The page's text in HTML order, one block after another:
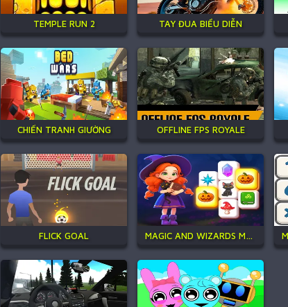
TEMPLE RUN 2 TAY ĐUA BIỂU DIỄN
CHIẾN TRANH GIƯỜNG OFFLINE FPS ROYALE
FLICK GOAL MAGIC AND WIZARDS MAHJONG